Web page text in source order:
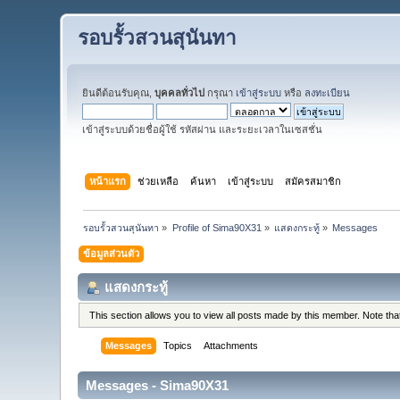
รอบรั้วสวนสุนันทา
ยินดีต้อนรับคุณ,บุคคลทั่วไป กรุณา เข้าสู่ระบบ หรือ ลงทะเบียน
เข้าสู่ระบบด้วยชื่อผู้ใช้ รหัสผ่าน และระยะเวลาในเซสชั่น
หน้าแรก ช่วยเหลือ ค้นหา เข้าสู่ระบบ สมัครสมาชิก
รอบรั้วสวนสุนันทา » Profile of Sima90X31 » แสดงกระทู้ » Messages
ข้อมูลส่วนตัว
แสดงกระทู้
This section allows you to view all posts made by this member. Note
Messages Topics Attachments
Messages - Sima90X31